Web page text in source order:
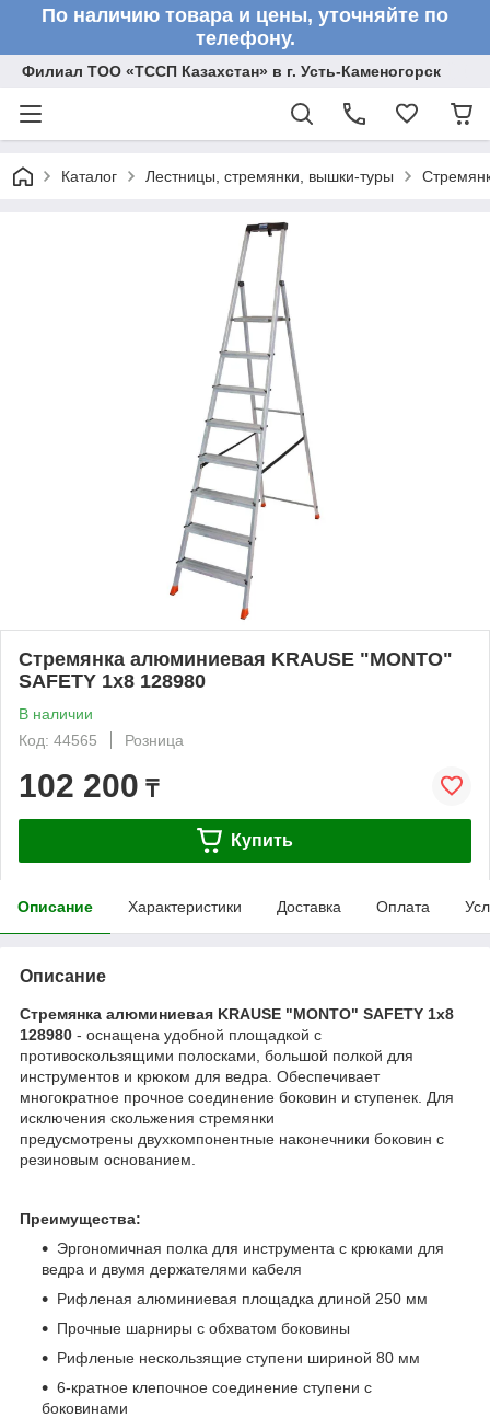
По наличию товара и цены, уточняйте по
телефону.
Филиал ТОО «ТССП Казахстан» в г. Усть-Каменогорск
Каталог Лестницы, стремянки, вышки-туры
Стремянка алюминиевая KRAUSE "MONTO"
SAFETY 1х8 128980
В наличии
Код: 44565
Розница
102 200 ₸
Купить
Описание Характеристики Доставка Оплата
Описание
Стремянка алюминиевая KRAUSE "MONTO" SAFETY 1х8
128980 - оснащена удобной площадкой с
противоскользящими полосками, большой полкой для
инструментов и крюком для ведра. Обеспечивает
многократное прочное соединение боковин и ступенек. Для
исключения скольжения стремянки
предусмотрены двухкомпонентные наконечники боковин с
резиновым основанием.
Преимущества:
Эргономичная полка для инструмента с крюками для
ведра и двумя держателями кабеля
Рифленая алюминиевая площадка длиной 250 мм
Прочные шарниры с обхватом боковины
Рифленые нескользящие ступени шириной 80 мм
6-кратное клепочное соединение ступени с
боковинами